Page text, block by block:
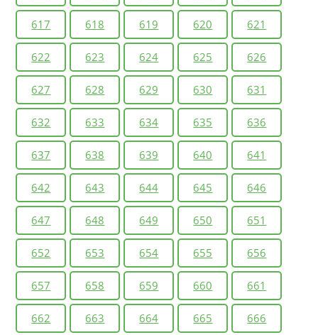
617 618 619 620 621
622 623 624 625 626
627 628 629 630 631
632 633 634 635 636
637 638 639 640 641
642 643 644 645 646
647 648 649 650 651
652 653 654 655 656
657 658 659 660 661
662 663 664 665 666